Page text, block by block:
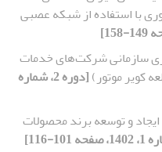
با استفاده از شبکه عصبی
سازمانی شرکت‌های خدمات
کویر موتور)
[دوره 2، شماره
ایجاد و توسعه برند محصولات